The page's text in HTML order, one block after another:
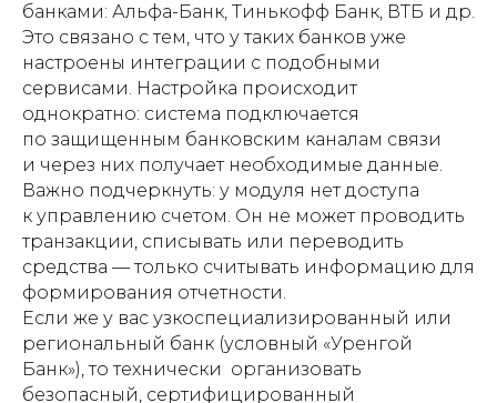
банками: Альфа-Банк, Тинькофф Банк, ВТБ и др.
Это связано с тем, что у таких банков уже
настроены интеграции с подобными
сервисами. Настройка происходит
однократно: система подключается
по защищенным банковским каналам связи
и через них получает необходимые данные.
Важно подчеркнуть: у модуля н ет доступа
к управлению счетом. Он не может проводить
транзакции, списывать или переводить
средства — только считывать информацию для
формирования отчетности.
Если же у вас узкоспециализированный или
региональный банк (условный «Уренгой
Банк»), то технически организовать
безопасный, сертифицированный